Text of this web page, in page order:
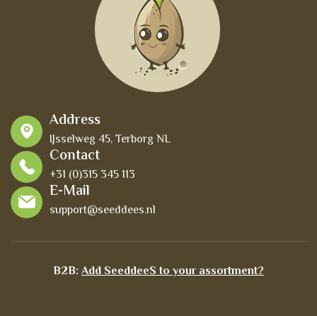
Address
IJsselweg 45, Terborg NL
Contact
+31 (0)315 345 113
E-Mail
support@seeddees.nl
B2B: Add SeeddeeS to your assortment?